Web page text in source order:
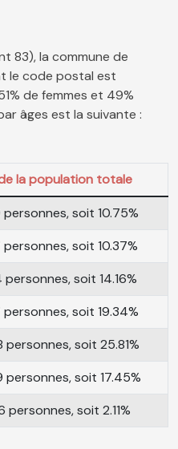
83), la commune de
le code postal est
de femmes et 49%
âges est la suivante :
la population totale
soit 10.75%
soit 10.37%
personnes, soit 14.16%
personnes, soit 19.34%
personnes, soit 25.81%
personnes, soit 17.45%
personnes, soit 2.11%